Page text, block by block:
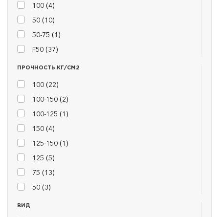
100 (4)
50 (10)
50-75 (1 )
F50 (37)
ПРОЧНОСТЬ КГ/СМ2
100 (22)
100-150 (2)
100-125 (1 )
150 (4)
125-150 (1 )
125 (5)
75 (13)
50 (3)
ВИД